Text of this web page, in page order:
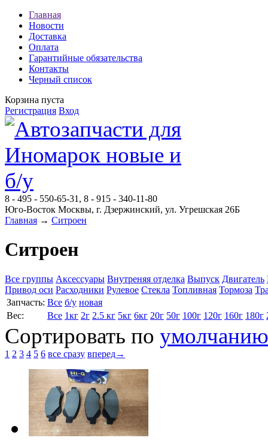
Главная
Новости
Доставка
Оплата
Гарантийные обязательства
Контакты
Черный список
Корзина пуста
Регистрация Вход
8 - 495 - 550-65-31, 8 - 915 - 340-11-80
Юго-Восток Москвы, г. Дзержинский, ул. Угрешская 26Б
Главная → Ситроен
Ситроен
Все группы Аксессуары Внутреняя отделка Выпуск Двигатель
Привод оси Расходники Рулевое Стекла Топливная Тормоза
Запчасть: Все б/у новая
Вес:
Все 1кг 2г 2.5 кг 5кг 6кг 20г 50г 100г 120г 160г 180г
Сортировать по умолчанию
1 2 3 4 5 6 все сразу вперед→